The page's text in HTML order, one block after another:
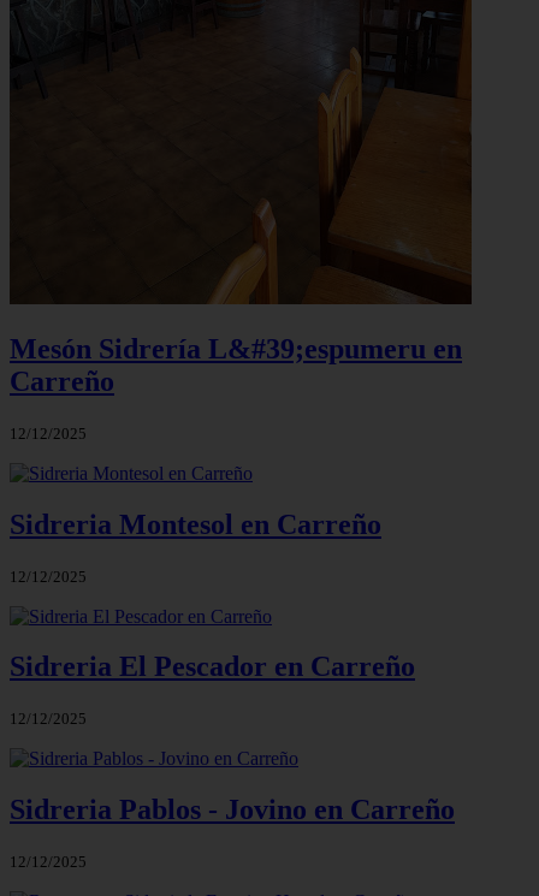
Mesón Sidrería L&#39;espumeru en
Carreño
12/12/2025
Sidreria Montesol en Carreño
12/12/2025
Sidreria El Pescador en Carreño
12/12/2025
Sidreria Pablos - Jovino en Carreño
12/12/2025